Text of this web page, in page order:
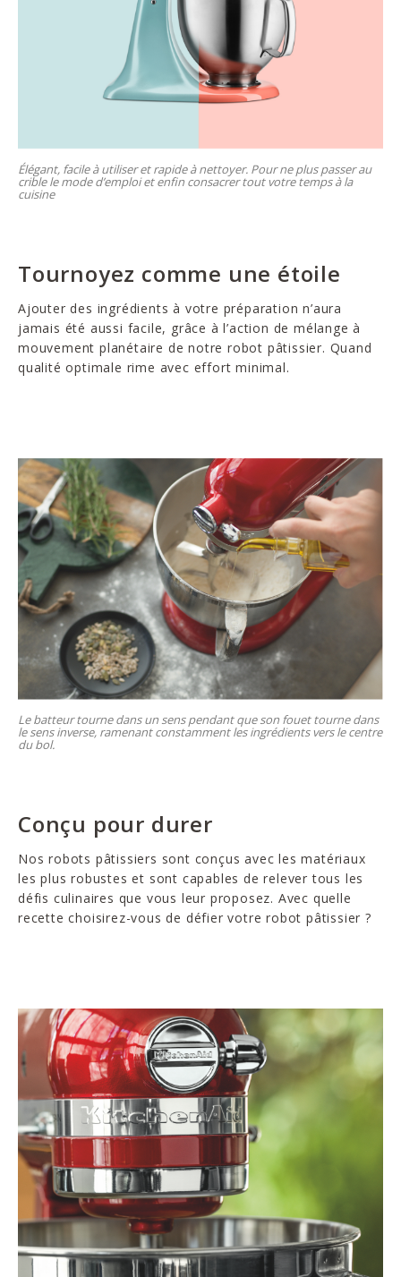
Élégant, facile à utiliser et rapide à nettoyer. Pour ne plus passer au
crible le mode d’emploi et enfin consacrer tout votre temps à la
cuisine
Tournoyez comme une étoile
Ajouter des ingrédients à votre préparation n’aura
jamais été aussi facile, grâce à l’action de mélange à
mouvement planétaire de notre robot pâtissier. Quand
qualité optimale rime avec effort minimal.
Le batteur tourne dans un sens pendant que son fouet tourne dans
le sens inverse, ramenant constamment les ingrédients vers le centre
du bol.
Conçu pour durer
Nos robots pâtissiers sont conçus avec les matériaux
les plus robustes et sont capables de relever tous les
défis culinaires que vous leur proposez. Avec quelle
recette choisirez-vous de défier votre robot pâtissier ?